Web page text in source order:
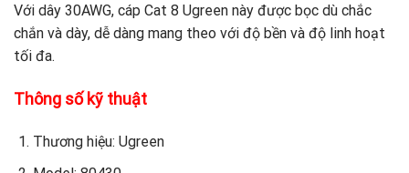
Với dây 30AWG, cáp Cat 8 Ugreen này được bọc dù chắc
chắn và dày, dễ dàng mang theo với độ bền và độ linh hoạt
tối đa.
Thông số kỹ thuật
Thương hiệu: Ugreen